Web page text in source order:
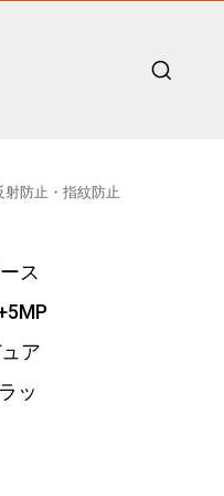
射防止・指紋防止
ス
ア
ッ